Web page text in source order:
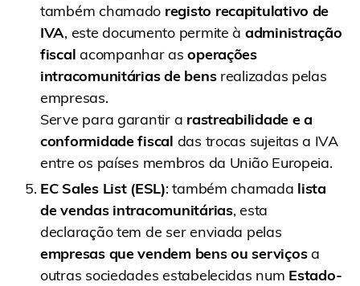
também chamado registo recapitulativo de
IVA, este documento permite à administração
fiscal acompanhar asoperações
intracomunitárias de bensrealizadas pelas
empresas.
Serve para garantir a rastreabilidade e a
conformidade fiscal das trocas sujeitas a IVA
entre os países membros da União Europeia.
EC Sales List (ESL): também chamada lista
de vendas intracomunitárias, esta
declaração tem de ser enviada pelas
empresas que vendem bens ou serviçosa
outras sociedades estabelecidas num Estado-